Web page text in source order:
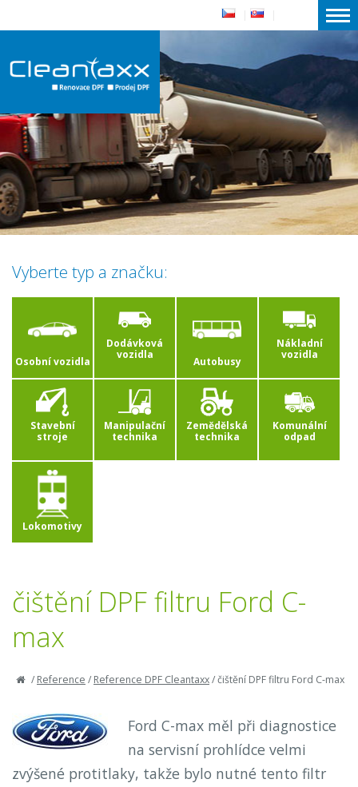
Vyberte typ a značku:
Osobní vozidla
Dodávková
vozidla
Autobusy
Nákladní
vozidla
Stavební
stroje
Manipulační
technika
Zemědělská
technika
Komunální
odpad
Lokomotivy
čištění DPF filtru Ford C-
max
/Reference /Reference DPF Cleantaxx/čištění DPF filtru Ford C-max
Ford C-max měl při diagnostice
na servisní prohlídce velmi
zvýšené protitlaky, takže bylo nutné tento filtr